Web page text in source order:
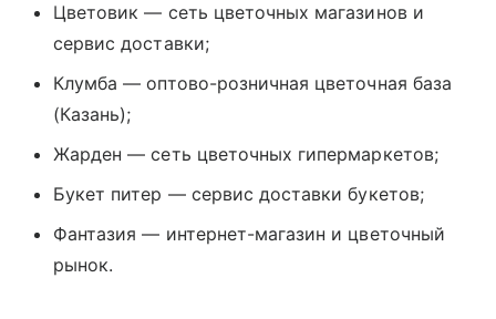
Цветовик — сеть цветочных магазинов и
сервис доставки;
Клумба — оптово-розничная цветочная база
(Казань);
Жарден — сеть цветочных гипермаркетов;
Букет питер — сервис доставки букетов;
Фантазия — интернет-магазин и цветочный
рынок.